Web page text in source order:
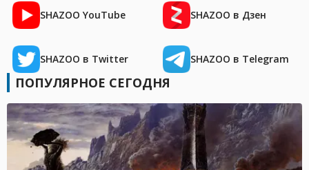
SHAZOO YouTube SHAZOO в Дзен
SHAZOO в Twitter SHAZOO в Telegram
ПОПУЛЯРНОЕ СЕГОДНЯ